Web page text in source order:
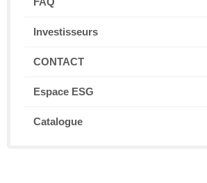
Investisseurs
CONTACT
Espace ESG
Catalogue